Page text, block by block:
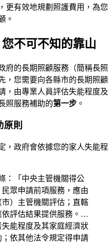
更有效地規劃照護費用，為您
。
不可不知的靠山
府的長期照顧服務（簡稱長照
，您需要向各縣市的長期照顧
，由專業人員評估失能程度及
照服務補助的第一步 。
原則
，政府會依據您的家人失能程
：「中央主管機關得公
眾申請前項服務，應由
）主管機關評估；直轄
依評估結果提供服務。…
能程度及其家庭經濟狀
依其他法令規定得申請